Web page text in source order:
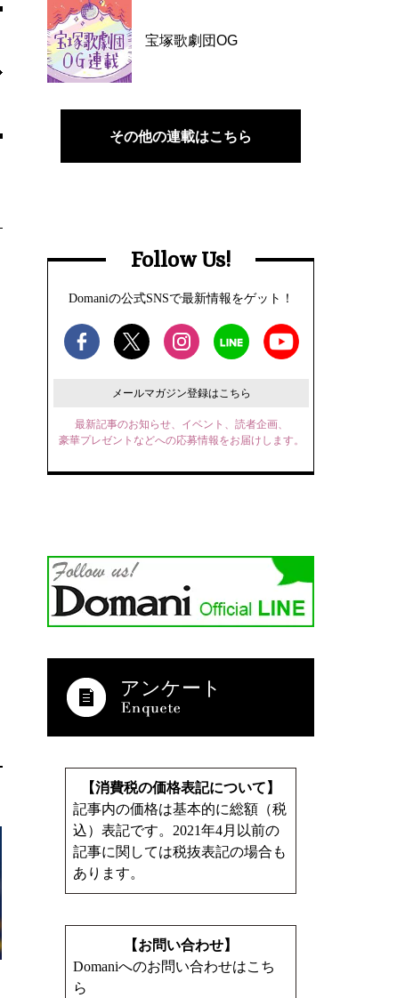
宝塚歌劇団OG
その他の連載はこちら
Follow Us!
Domaniの公式SNSで最新情報をゲット！
メールマガジン登録はこちら
最新記事のお知らせ、イベント、読者企画、
豪華プレゼントなどへの応募情報をお届けします。
アンケート
【消費税の価格表記について】
記事内の価格は基本的に総額（税
込）表記です。2021年4月以前の
記事に関しては税抜表記の場合も
あります。
【お問い合わせ】
Domaniへのお問い合わせはこち
ら